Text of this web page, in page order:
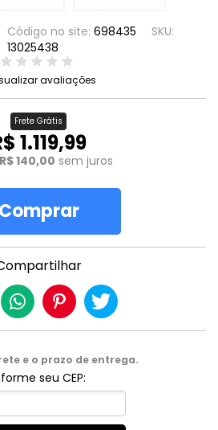
Código no site: 698435
SKU:
13025438
avaliações
Frete Grátis
1.119,99
140,00 sem juros
Comprar
e o prazo de entrega.
seu CEP: